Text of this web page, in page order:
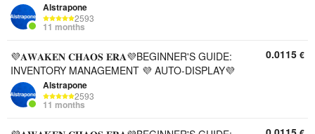
Alstrapone
2593
11 months
💜𝐀𝐖𝐀𝐊𝐄𝐍 𝐂𝐇𝐀𝐎𝐒 𝐄𝐑𝐀💜BEGINNER'S GUIDE:
INVENTORY MANAGEMENT 💜 AUTO-DISPLAY💜
Alstrapone
2593
11 months
0.0115 €